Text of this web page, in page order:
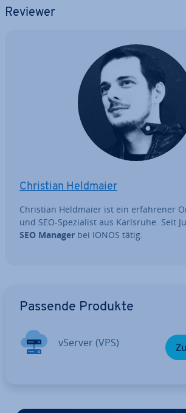
Reviewer
Christian Heldmaier
Christian Heldmaier ist ein er­fah­re­ner
und SEO-Spe­zia­list aus Karlsruhe. Seit
SEO Manager bei IONOS tätig.
Passende Produkte
vServer (VPS)